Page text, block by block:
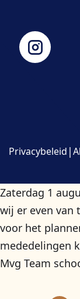
Privacybeleid |
Zaterdag 1
wij er even van
voor het
mededelingen
Mvg Team